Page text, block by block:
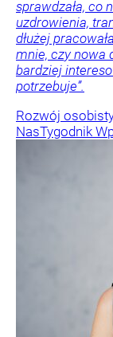
sprawdzała, co
uzdrowienia,
dłużej
mnie, czy nowa
bardziej
potrzebuje”.
Rozwój
NasTygodnik